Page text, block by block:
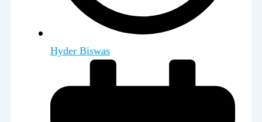
Hyder Biswas